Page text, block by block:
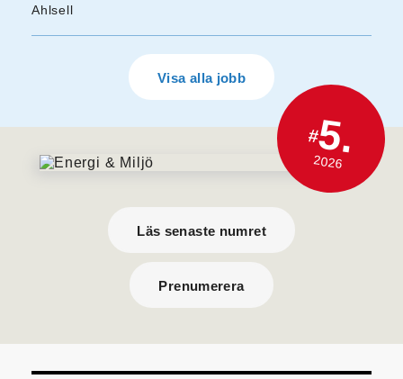
Ahlsell
Visa alla jobb
#5.
2026
Läs senaste numret
Prenumerera